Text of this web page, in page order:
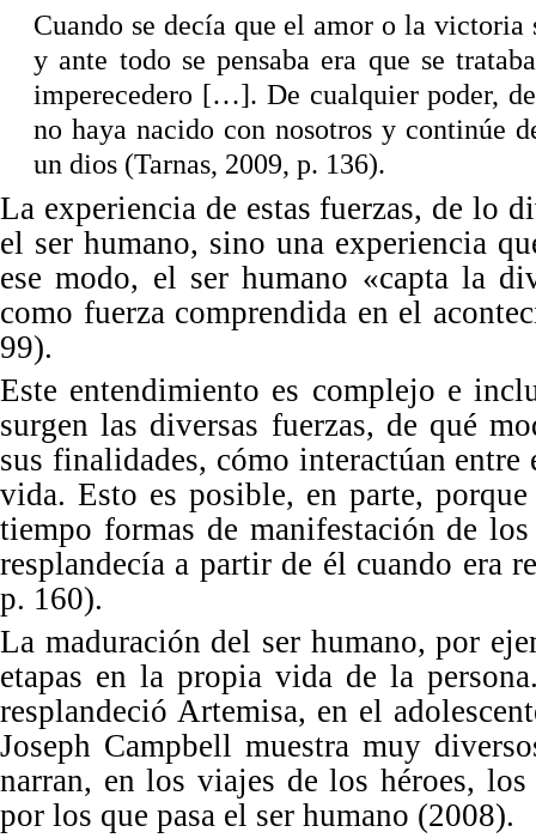
Cuando se decía que el amor o la
y ante todo se pensaba era que se
imperecedero […]. De cualquier poder,
no haya nacido con nosotros y continúe
un dios (Tarnas, 2009, p. 136).
La experiencia de estas fuerzas, de lo
el ser humano, sino una experiencia
ese modo, el ser humano «capta la
como fuerza comprendida en el
99).
Este entendimiento es complejo e
surgen las diversas fuerzas, de qué
sus finalidades, cómo interactúan entre
vida. Esto es posible, en parte,
tiempo formas de manifestación de
resplandecía a partir de él cuando era
p. 160).
La maduración del ser humano, por
etapas en la propia vida de la
resplandeció Artemisa, en el
Joseph Campbell muestra muy
narran, en los viajes de los héroes,
por los que pasa el ser humano (2008).